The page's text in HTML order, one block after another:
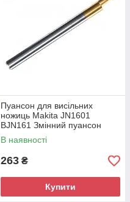
Пуансон для висільних
ножиць Makita JN1601
BJN161 Змінний пуансон
Професійний пуансон для
майстра
В наявності
263 ₴
Купити